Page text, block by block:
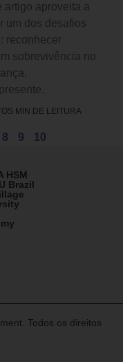
artigo aproveita a
um dos desafios
reconhecer
sobrevivência no
MIN DE LEITURA
8 9 10
HSM
Brazil
Todos os direitos